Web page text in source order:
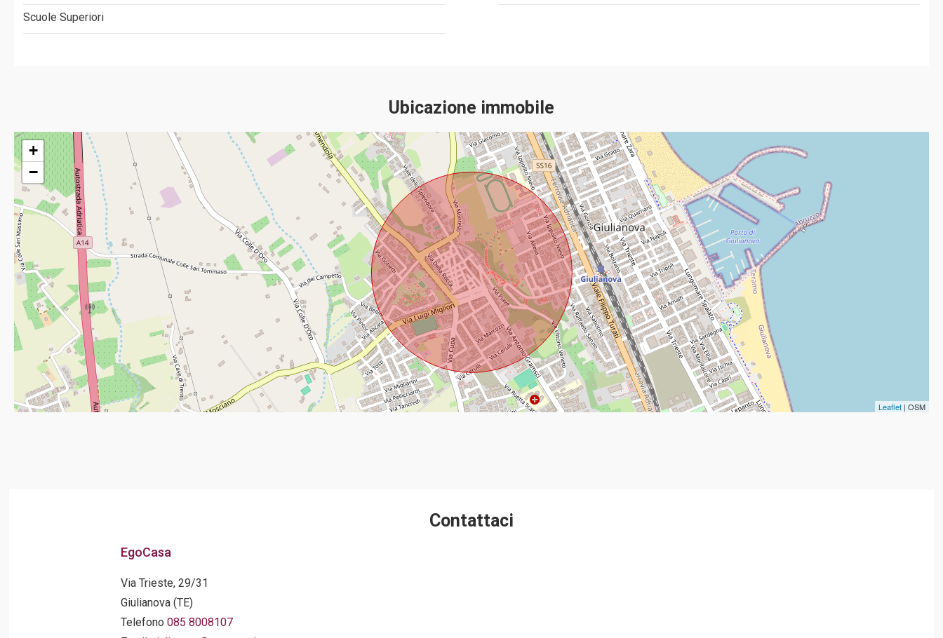
Scuole Superiori
Ubicazione immobile
+
−
Leaflet| OSM
Contattaci
EgoCasa
Via Trieste, 29/31
Giulianova (TE)
Telefono 085 8008107